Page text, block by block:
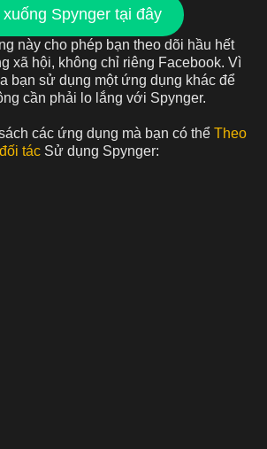
xuống Spynger tại đây
này cho phép bạn theo dõi hầu hết
xã hội, không chỉ riêng Facebook. Vì
bạn sử dụng một ứng dụng khác để
cần phải lo lắng với Spynger.
các ứng dụng mà bạn có thể Theo
tác Sử dụng Spynger: